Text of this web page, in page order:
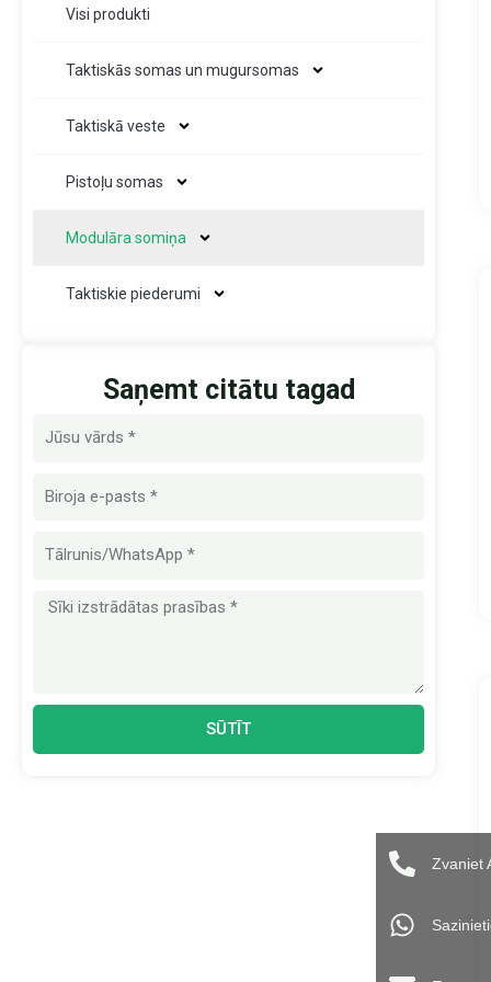
Visi produkti
Taktiskās somas un mugursomas
Taktiskā veste
Pistoļu somas
Modulāra somiņa
Taktiskie piederumi
Saņemt citātu tagad
Nosaukums
E-
Ziņa
SŪTĪT
Zvaniet